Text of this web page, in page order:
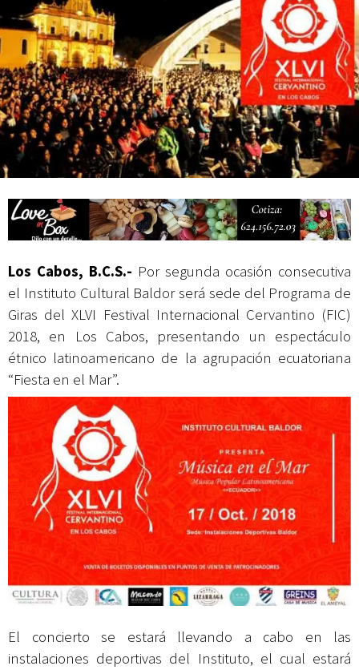
actividades de acceso libre
Los Cabos, B.C.S.- Por segunda ocasión consecutiva
el Instituto Cultural Baldor será sede del Programa de
Giras del XLVI Festival Internacional Cervantino (FIC)
2018, en Los Cabos, presentando un espectáculo
étnico latinoamericano de la agrupación ecuatoriana
“Fiesta en el Mar”.
El concierto se estará llevando a cabo en las
instalaciones deportivas del Instituto, el cual estará